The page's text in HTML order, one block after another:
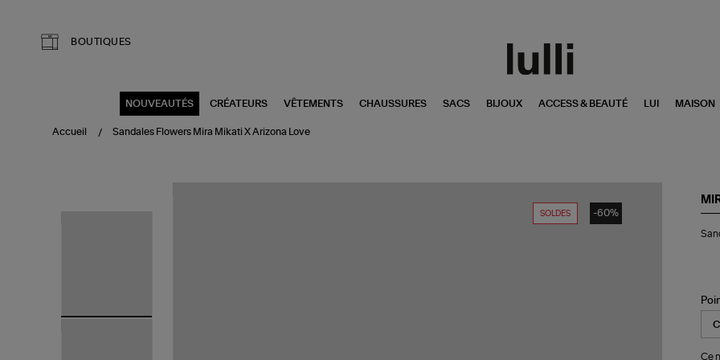
BOUTIQUES
NOUVEAUTÉS CRÉATEURS VÊTEMENTS CHAUSSURES SACS BIJOUX ACCESS & BEAUTÉ LUI MAISON
Accueil Sandales Flowers Mira Mikati X Arizona Love
SOLDES -60%
Ce